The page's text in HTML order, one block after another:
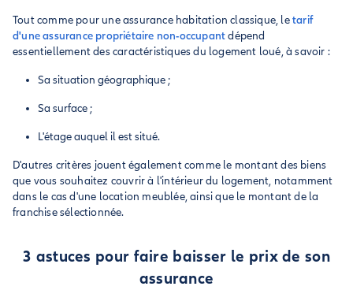
Tout comme pour une assurance habitation classique, letarif
d'une assurance propriétaire non-occupantdépend
essentiellement des caractéristiques du logement loué, à savoir :
Sa situation géographique ;
Sa surface ;
L'étage auquel il est situé.
D'autres critères jouent également comme le montant des biens
que vous souhaitez couvrir à l'intérieur du logement, notamment
dans le cas d'une location meublée, ainsi que le montant de la
franchise sélectionnée.
3 astuces pour faire baisser le prix de son
assurance